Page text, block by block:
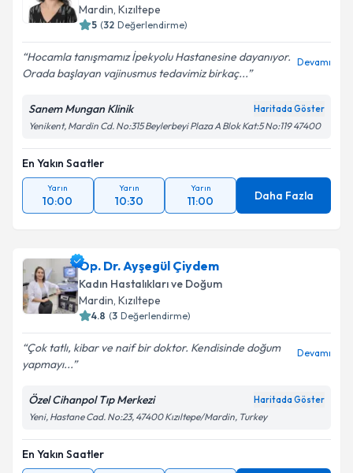
Mardin, Kızıltepe
5 (32 Değerlendirme)
Hocamla tanışmamız İpekyolu Hastanesine dayanıyor.
Orada başlayan vajinusmus tedavimiz birkaç...
Devamı
Sanem Mungan Klinik Haritada Göster
Yenikent, Mardin Cd. No:315 Beylerbeyi Plaza A Blok Kat:5 No:119 47400
En Yakın Saatler
Yarın
10:00
Yarın
10:30
Yarın
11:00 Daha Fazla
Op. Dr. Ayşegül Çiydem
Kadın Hastalıkları ve Doğum
Mardin, Kızıltepe
4.8 (3 Değerlendirme)
Çok tatlı, kibar ve naif bir doktor. Kendisinde doğum
yapmayı...
Devamı
Özel Cihanpol Tıp Merkezi Haritada Göster
Yeni, Hastane Cad. No:23, 47400 Kızıltepe/Mardin, Turkey
En Yakın Saatler